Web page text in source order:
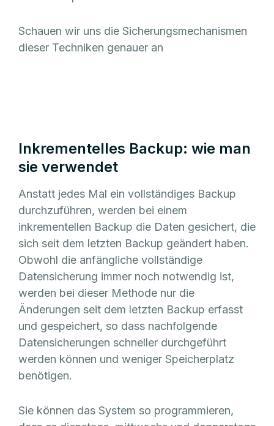
Schauen wir uns die Sicherungsmechanismen
dieser Techniken genauer an
Inkrementelles Backup: wie man
sie verwendet
Anstatt jedes Mal ein vollständiges Backup
durchzuführen, werden bei einem
inkrementellen Backup die Daten gesichert, die
sich seit dem letzten Backup geändert haben.
Obwohl die anfängliche vollständige
Datensicherung immer noch notwendig ist,
werden bei dieser Methode nur die
Änderungen seit dem letzten Backup erfasst
und gespeichert, so dass nachfolgende
Datensicherungen schneller durchgeführt
werden können und weniger Speicherplatz
benötigen.
Sie können das System so programmieren,